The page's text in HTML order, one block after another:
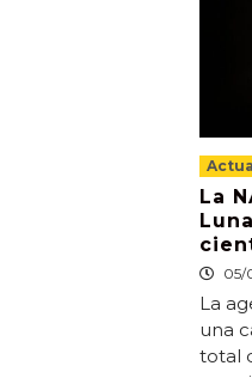
La
05/
La
una
total